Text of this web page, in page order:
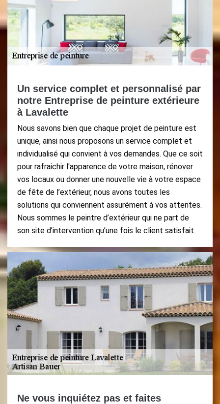
Un service complet et personnalisé par
notre Entreprise de peinture extérieure
à Lavalette
Nous savons bien que chaque projet de peinture est
unique, ainsi nous proposons un service complet et
individualisé qui convient à vos demandes. Que ce soit
pour rafraichir l'apparence de votre maison, rénover
vos locaux ou donner une nouvelle vie à votre espace
de fête de l’extérieur, nous avons toutes les
solutions qui conviennent assurément à vos attentes.
Nous sommes le peintre d’extérieur qui ne part de
son site d’intervention qu’une fois le client satisfait.
Ne vous inquiétez pas et faites